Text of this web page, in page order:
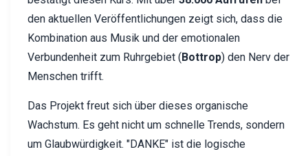
den aktuellen Veröffentlichungen zeigt sich, dass die
Kombination aus Musik und der emotionalen
Verbundenheit zum Ruhrgebiet (Bottrop) den Nerv der
Menschen trifft.
Das Projekt freut sich über dieses organische
Wachstum. Es geht nicht um schnelle Trends, sondern
um Glaubwürdigkeit. "DANKE" ist die logische